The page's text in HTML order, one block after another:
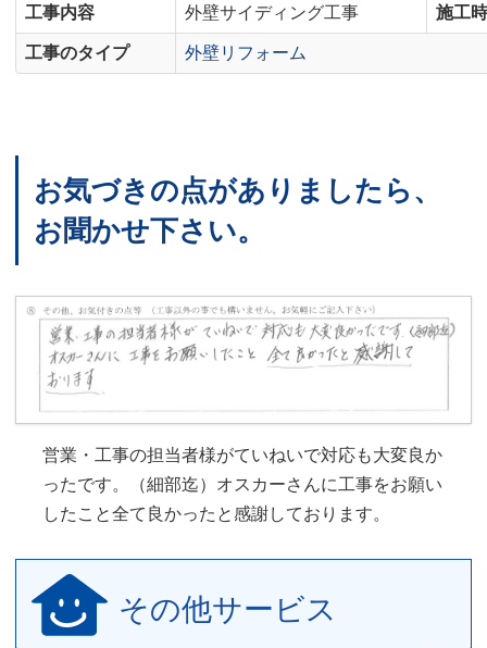
工事内容
外壁サイディング工事
施工
工事のタイプ
外壁リフォーム
お気づきの点がありましたら、
お聞かせ下さい。
営業・工事の担当者様がていねいで対応も大変良か
ったです。（細部迄）オスカーさんに工事をお願い
したこと全て良かったと感謝しております。
その他サービス